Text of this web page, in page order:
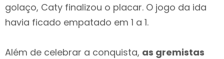
golaço, Caty finalizou o placar. O jogo da ida
havia ficado empatado em 1 a 1.
Além de celebrar a conquista, as gremistas